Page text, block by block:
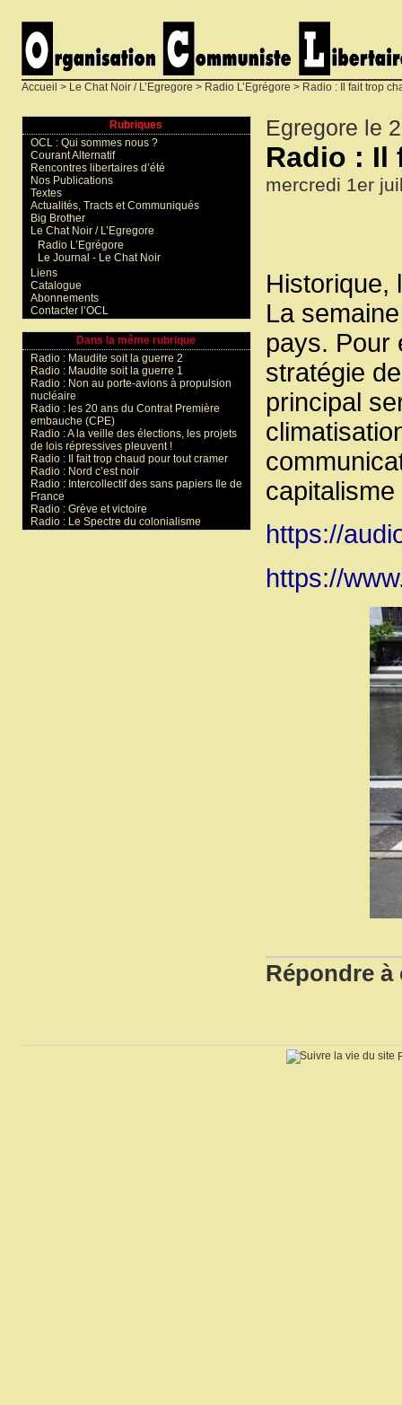
Accueil > Le Chat Noir / L’Egregore > Radio L’Egrégore > Radio : Il fait trop
Egregore le
Radio : Il
mercredi 1er
Historique,
La
pays. Pour
stratégie
principal
capitalisme
https://
https://
Répondre à
Rubriques
OCL : Qui sommes nous ?
Courant Alternatif
Rencontres libertaires d’été
Nos Publications
Textes
Actualités, Tracts et Communiqués
Big Brother
Le Chat Noir / L’Egregore
Radio L’Egrégore
Le Journal - Le Chat Noir
Liens
Catalogue
Abonnements
Contacter l’OCL
Dans la même rubrique
Radio : Maudite soit la guerre 2
Radio : Maudite soit la guerre 1
Radio : Non au porte-avions à propulsion
nucléaire
Radio : les 20 ans du Contrat Première
embauche (CPE)
Radio : A la veille des élections, les projets
de lois répressives pleuvent !
Radio : Il fait trop chaud pour tout cramer
Radio : Nord c’est noir
Radio : Intercollectif des sans papiers Ile de
France
Radio : Grève et victoire
Radio : Le Spectre du colonialisme